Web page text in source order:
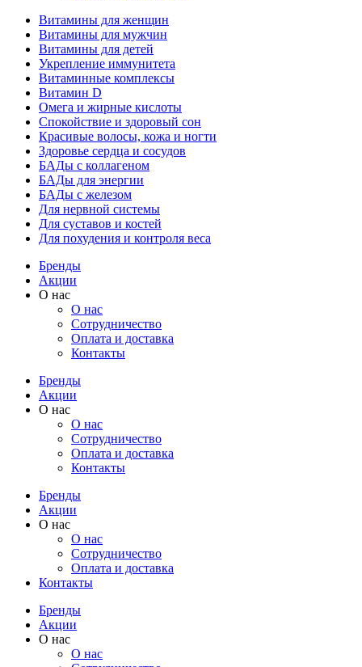
Витамины для женщин
Витамины для мужчин
Витамины для детей
Укрепление иммунитета
Витаминные комплексы
Витамин D
Омега и жирные кислоты
Спокойствие и здоровый сон
Красивые волосы, кожа и ногти
Здоровье сердца и сосудов
БАДы с коллагеном
БАДы для энергии
БАДы с железом
Для нервной системы
Для суставов и костей
Для похудения и контроля веса
Бренды
Акции
О нас
О нас
Cотрудничество
Оплата и доставка
Контакты
Бренды
Акции
О нас
О нас
Cотрудничество
Оплата и доставка
Контакты
Бренды
Акции
О нас
О нас
Cотрудничество
Оплата и доставка
Контакты
Бренды
Акции
О нас
О нас